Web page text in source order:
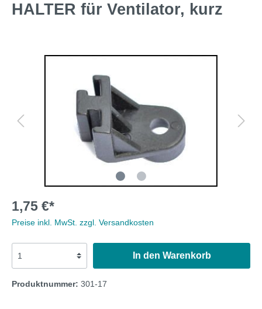
HALTER für Ventilator, kurz
1,75 €*
Preise inkl. MwSt. zzgl. Versandkosten
In den Warenkorb
Produktnummer: 301-17